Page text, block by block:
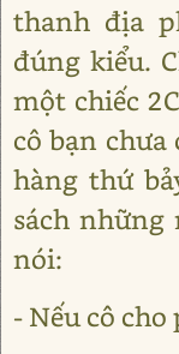
thanh địa
đúng kiểu.
một chiếc
cô bạn
hàng thứ
sách
nói:
- Nếu cô